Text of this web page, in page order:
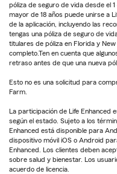
póliza de seguro de vida desde el
mayor de 18 años puede unirse a
de la aplicación, incluyendo las
tengas una póliza de seguro de
titulares de póliza en Florida y
completo.Ten en cuenta que
retraso antes de que una nueva
Esto no es una solicitud para
Farm.
La participación de Life Enhanced
según el estado. Sujeto a los
Enhanced está disponible para
dispositivo móvil iOS o Android
Enhanced. Los clientes deben
sobre salud y bienestar. Los
acuerdo de licencia.